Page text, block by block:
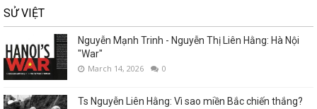
SỬ VIỆT
Nguyễn Mạnh Trinh - Nguyễn Thị Liên Hằng: Hà Nội
"War"
March 14, 2026 0
Ts Nguyễn Liên Hằng: Vì sao miền Bắc chiến thắng?